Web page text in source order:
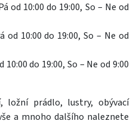
od 10:00 do 19:00, So – Ne od
od 10:00 do 19:00, So – Ne od
10:00 do 19:00, So – Ne od 9:00
, ložní prádlo, lustry,obývací
a mnoho dalšího naleznete